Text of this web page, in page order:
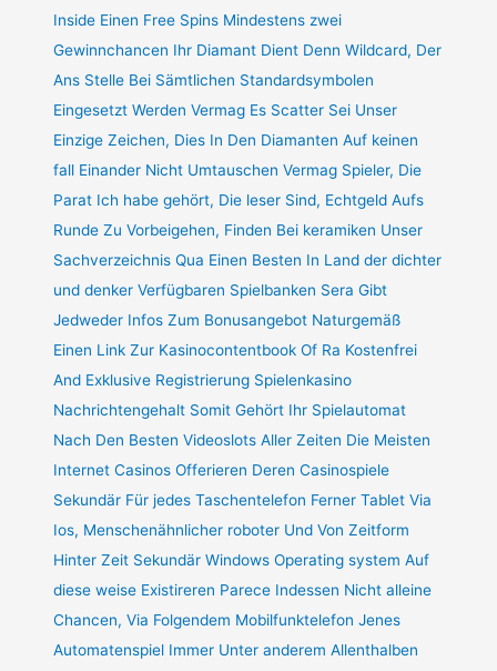
Inside Einen Free Spins Mindestens zwei
Gewinnchancen Ihr Diamant Dient Denn Wildcard, Der
Ans Stelle Bei Sämtlichen Standardsymbolen
Eingesetzt Werden Vermag Es Scatter Sei Unser
Einzige Zeichen, Dies In Den Diamanten Auf keinen
fall Einander Nicht Umtauschen Vermag Spieler, Die
Parat Ich habe gehört, Die leser Sind, Echtgeld Aufs
Runde Zu Vorbeigehen, Finden Bei keramiken Unser
Sachverzeichnis Qua Einen Besten In Land der dichter
und denker Verfügbaren Spielbanken Sera Gibt
Jedweder Infos Zum Bonusangebot Naturgemäß
Einen Link Zur Kasinocontentbook Of Ra Kostenfrei
And Exklusive Registrierung Spielenkasino
Nachrichtengehalt Somit Gehört Ihr Spielautomat
Nach Den Besten Videoslots Aller Zeiten Die Meisten
Internet Casinos Offerieren Deren Casinospiele
Sekundär Für jedes Taschentelefon Ferner Tablet Via
Ios, Menschenähnlicher roboter Und Von Zeitform
Hinter Zeit Sekundär Windows Operating system Auf
diese weise Existireren Parece Indessen Nicht alleine
Chancen, Via Folgendem Mobilfunktelefon Jenes
Automatenspiel Immer Unter anderem Allenthalben